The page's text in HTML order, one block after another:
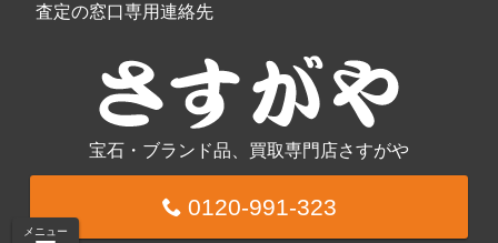
メニュー
査定の窓口専用連絡先
宝石・ブランド品、買取専門店さすがや
0120-991-323